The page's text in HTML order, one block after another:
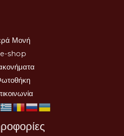
Μονή
e-shop